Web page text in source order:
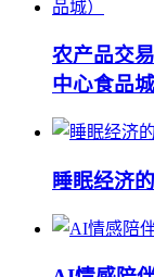
农产品交
中心食品城
睡眠经济